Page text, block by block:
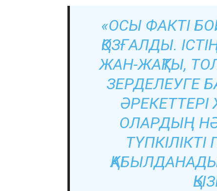
«ОСЫ ФАКТІ
ҚОЗҒАЛДЫ.
ЖАН-ЖАҚТЫ,
ЗЕРДЕЛЕУГЕ
ӘРЕКЕТТЕРІ
ОЛАРДЫҢ